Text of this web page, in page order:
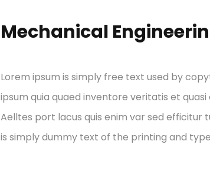
Mechanical
Lorem ipsum is simply free text used by
ipsum quia quaed inventore veritatis et
Aelltes port lacus quis enim var sed efficitur
is simply dummy text of the printing and